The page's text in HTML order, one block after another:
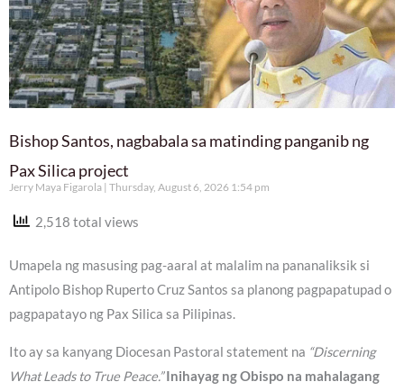
Bishop Santos, nagbabala sa matinding panganib ng
Pax Silica project
Jerry Maya Figarola Thursday, August 6, 2026 1:54 pm
2,518 total views
Umapela ng masusing pag-aaral at malalim na pananaliksik si
Antipolo Bishop Ruperto Cruz Santos sa planong pagpapatupad o
pagpapatayo ng Pax Silica sa Pilipinas.
Ito ay sa kanyang Diocesan Pastoral statement na “Discerning
What Leads to True Peace.”Inihayag ng Obispo na mahalagang